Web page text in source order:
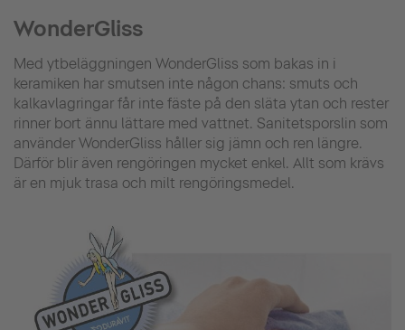
WonderGliss
Med ytbeläggningen WonderGliss som bakas in i
keramiken har smutsen inte någon chans: smuts och
kalkavlagringar får inte fäste på den släta ytan och rester
rinner bort ännu lättare med vattnet. Sanitetsporslin som
använder WonderGliss håller sig jämn och ren längre.
Därför blir även rengöringen mycket enkel. Allt som krävs
är en mjuk trasa och milt rengöringsmedel.